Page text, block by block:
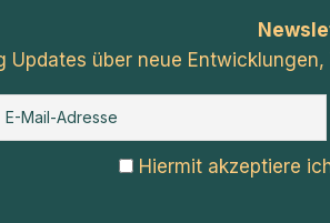
Updates über neue
Hiermit akzeptiere